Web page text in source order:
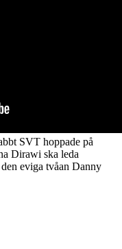
SVT hoppade på
Dirawi ska leda
eviga tvåan Danny